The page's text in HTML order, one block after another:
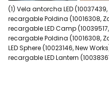
(1) Vela antorcha LED
recargable Poldina (10016308,
recargable LED Camp
recargable Poldina (10016308,
LED Sphere (10023146, New
recargable LED Lantern